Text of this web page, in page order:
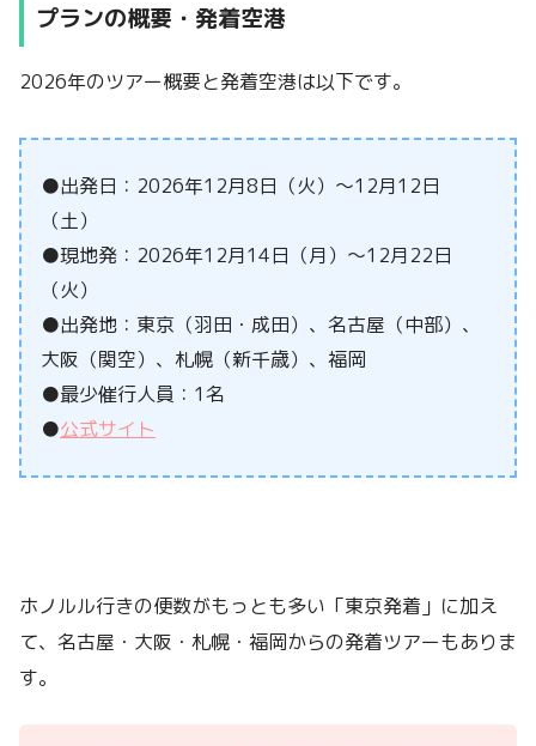
プランの概要・発着空港
2026年のツアー概要と発着空港は以下です。
●出発日：2026年12月8日（火）～12月12日
（土）
●現地発：2026年12月14日（月）～12月22日
（火）
●出発地：東京（羽田・成田）、名古屋（中部）、
大阪（関空）、札幌（新千歳）、福岡
●最少催行人員：1名
●公式サイト
ホノルル行きの便数がもっとも多い「東京発着」に加え
て、名古屋・大阪・札幌・福岡からの発着ツアーもありま
す。